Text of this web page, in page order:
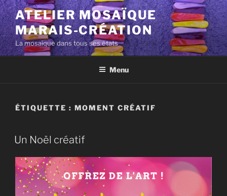
Aller
au
contenu
principal
ATELIER MOSAÏQUE
MARAIS-CRÉATION
La mosaïque dans tous ses états
Menu
ÉTIQUETTE : MOMENT CRÉATIF
Un Noël créatif